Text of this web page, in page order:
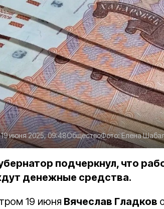
19 июня 2025, 09:48ОбществоФото:Елена
подчеркнул, что
денежные средства.
19 июня Вячеслав Гладков